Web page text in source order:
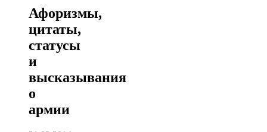
Афоризмы,
цитаты,
статусы
и
высказывания
о
армии